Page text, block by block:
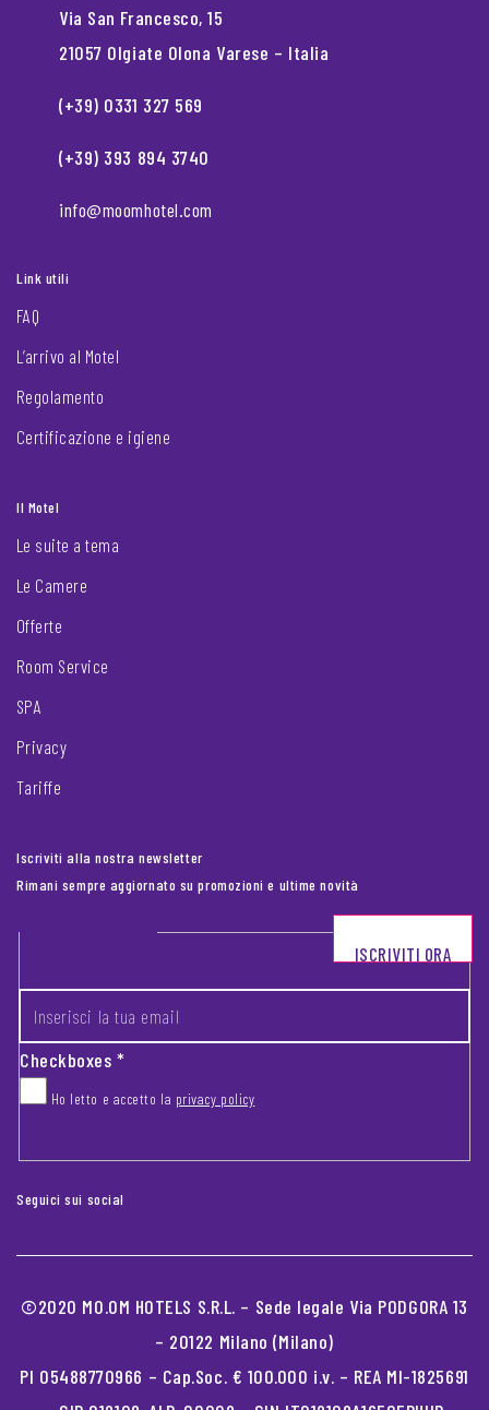
Via San Francesco, 15
21057 Olgiate Olona Varese – Italia
(+39) 0331 327 569
(+39) 393 894 3740
info@moomhotel.com
Link utili
FAQ
L’arrivo al Motel
Regolamento
Certificazione e igiene
Il Motel
Le suite a tema
Le Camere
Offerte
Room Service
SPA
Privacy
Tariffe
Iscriviti alla nostra newsletter
Rimani sempre aggiornato su promozioni e ultime novità
Footer newsletter
Checkboxes*
Ho letto e accetto la privacy policy
ISCRIVITI ORA
Seguici sui social
©2020 MO.OM HOTELS S.R.L. – Sede legale Via PODGORA 13
– 20122 Milano (Milano)
PI 05488770966 – Cap.Soc. € 100.000 i.v. – REA MI-1825691